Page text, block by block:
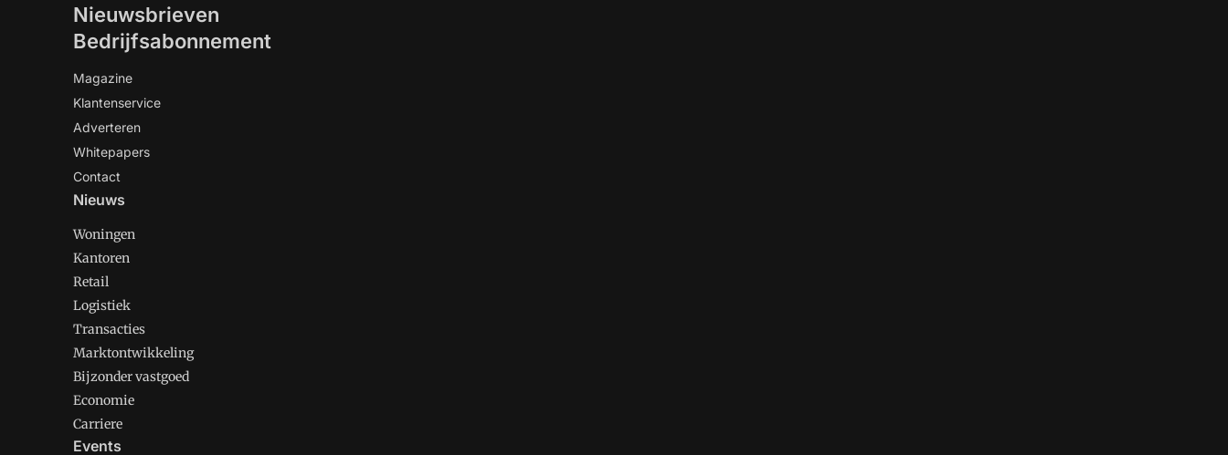
Nieuwsbrieven
Bedrijfsabonnement
Magazine
Klantenservice
Adverteren
Whitepapers
Contact
Nieuws
Woningen
Kantoren
Retail
Logistiek
Transacties
Marktontwikkeling
Bijzonder vastgoed
Economie
Carriere
Events